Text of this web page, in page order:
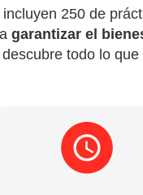
250 de
garantizar el
todo lo